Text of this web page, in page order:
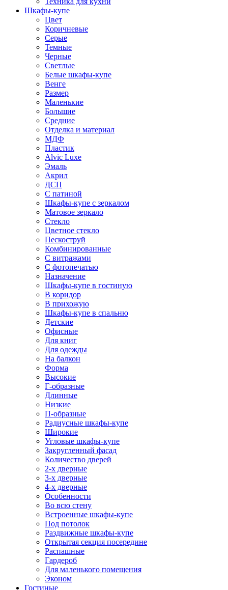
Шкафы-купе
Цвет
Коричневые
Серые
Темные
Черные
Светлые
Белые шкафы-купе
Венге
Размер
Маленькие
Большие
Средние
Отделка и материал
МДФ
Пластик
Alvic Luxe
Эмаль
Акрил
ДСП
С патиной
Шкафы-купе с зеркалом
Матовое зеркало
Стекло
Цветное стекло
Пескоструй
Комбинированные
С витражами
С фотопечатью
Назначение
Шкафы-купе в гостиную
В коридор
В прихожую
Шкафы-купе в спальню
Детские
Офисные
Для книг
Для одежды
На балкон
Форма
Высокие
Г-образные
Длинные
Низкие
П-образные
Радиусные шкафы-купе
Широкие
Угловые шкафы-купе
Закругленный фасад
Количество дверей
2-х дверные
3-х дверные
4-х дверные
Особенности
Во всю стену
Встроенные шкафы-купе
Под потолок
Раздвижные шкафы-купе
Открытая секция посередине
Распашные
Гардероб
Для маленького помещения
Эконом
Гостиные